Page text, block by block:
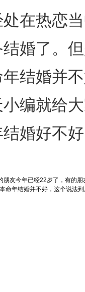
处在热恋
婚了。
结婚并
编就给
婚好不好